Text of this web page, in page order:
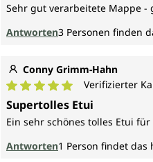
Sehr gut verarbeitete Mappe -
Antworten3 Personen finden
Conny Grimm-Hahn
Durchschnittliche
Verifizierter
Supertolles Etui
Ein sehr schönes tolles Etui
Antworten1 Person findet das